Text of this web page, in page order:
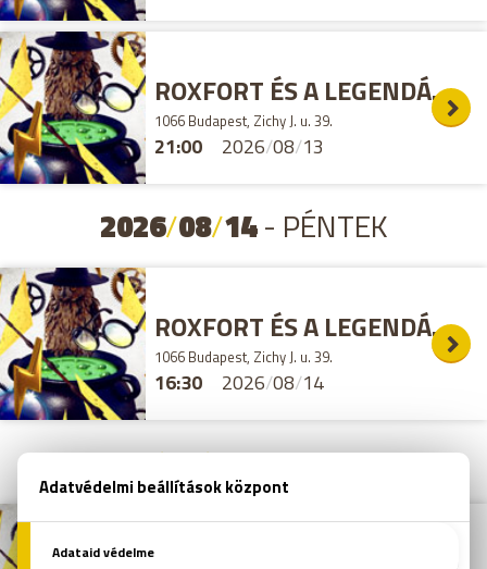
2026/08/13
21:00
ROXFORT ÉS A LEGENDÁS ÁLLATOK SZABADULÓSZOBA
1066 Budapest, Zichy J. u. 39.
2026/08/14- PÉNTEK
2026/08/14
16:30
ROXFORT ÉS A LEGENDÁS ÁLLATOK SZABADULÓSZOBA
1066 Budapest, Zichy J. u. 39.
2026/08/15- SZOMBAT